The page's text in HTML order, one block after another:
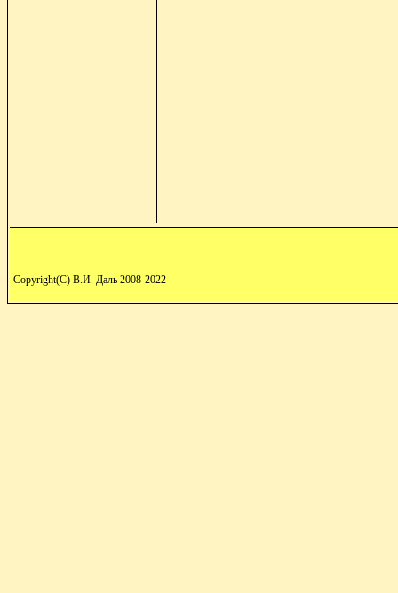
Copyright(C) В.И. Даль 2008-2022